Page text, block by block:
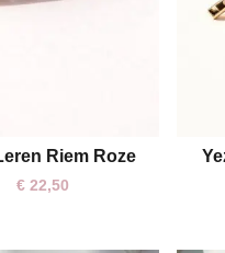
One sizeRiem Roze
€ 22,50